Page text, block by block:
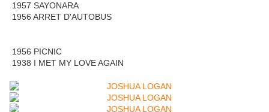
1957 SAYONARA
1956 ARRET D'AUTOBUS
1956 PICNIC
1938 I MET MY LOVE AGAIN